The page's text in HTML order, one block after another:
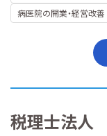
病医院の開業・経営改善
税理士法人